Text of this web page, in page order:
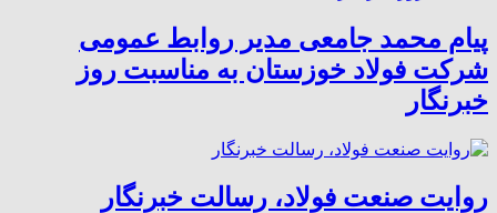
پیام محمد جامعی مدیر روابط عمومی
شرکت فولاد خوزستان به مناسبت روز
خبرنگار
روایت صنعت فولاد،‌ رسالت خبرنگار